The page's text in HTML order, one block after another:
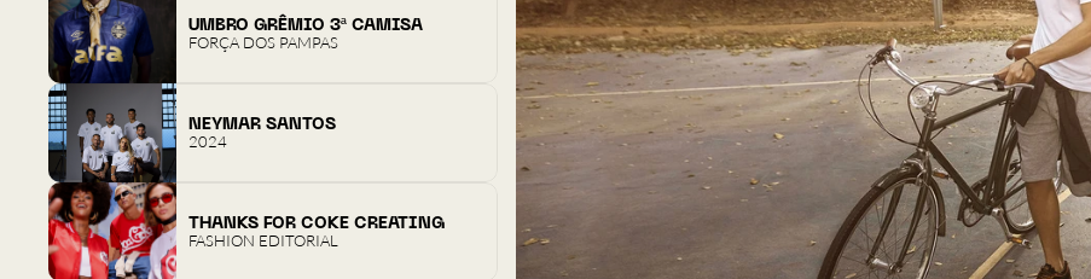
UMBRO GRÊMIO 3ª CAMISA
FORÇA DOS PAMPAS
NEYMAR SANTOS
2024
THANKS FOR COKE CREATING
FASHION EDITORIAL